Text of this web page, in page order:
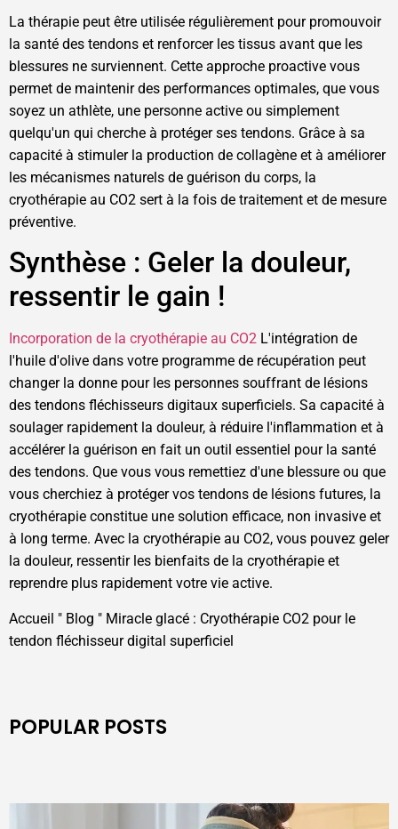
La thérapie peut être utilisée régulièrement pour promouvoir
la santé des tendons et renforcer les tissus avant que les
blessures ne surviennent. Cette approche proactive vous
permet de maintenir des performances optimales, que vous
soyez un athlète, une personne active ou simplement
quelqu'un qui cherche à protéger ses tendons. Grâce à sa
capacité à stimuler la production de collagène et à améliorer
les mécanismes naturels de guérison du corps, la
cryothérapie au CO2 sert à la fois de traitement et de mesure
préventive.
Synthèse : Geler la douleur,
ressentir le gain !
Incorporation de la cryothérapie au CO2 L'intégration de
l'huile d'olive dans votre programme de récupération peut
changer la donne pour les personnes souffrant de lésions
des tendons fléchisseurs digitaux superficiels. Sa capacité à
soulager rapidement la douleur, à réduire l'inflammation et à
accélérer la guérison en fait un outil essentiel pour la santé
des tendons. Que vous vous remettiez d'une blessure ou que
vous cherchiez à protéger vos tendons de lésions futures, la
cryothérapie constitue une solution efficace, non invasive et
à long terme. Avec la cryothérapie au CO2, vous pouvez geler
la douleur, ressentir les bienfaits de la cryothérapie et
reprendre plus rapidement votre vie active.
Accueil " Blog " Miracle glacé : Cryothérapie CO2 pour le
tendon fléchisseur digital superficiel
POPULAR POSTS